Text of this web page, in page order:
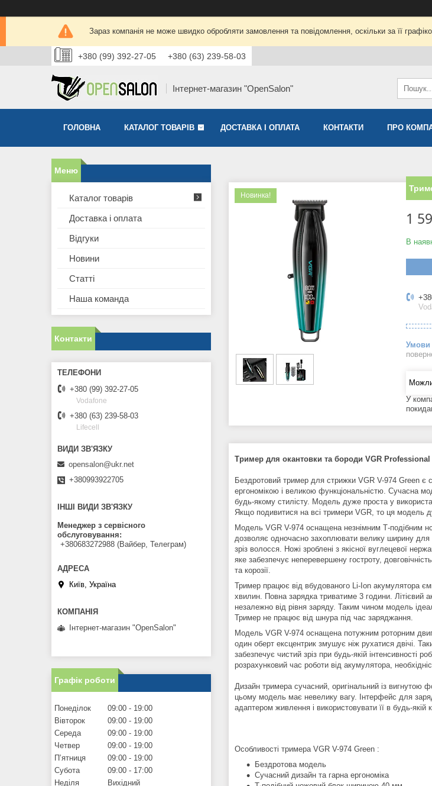
Зараз компанія не може швидко обробляти замовлення та повідомлення, оскільки за її
+380 (99) 392-27-05 +380 (63) 239-58-03
Інтернет-магазин "OpenSalon"
ГОЛОВНА КАТАЛОГ ТОВАРІВ ДОСТАВКА І ОПЛАТА КОНТАКТИ ПРО
Новинка!
1
В
У
Тример для окантовки та бороди VGR Professional
Бездротовий тример для стрижки VGR V-974 Green
ергономікою і великою функціональністю. Сучасна
будь-якому стилісту. Модель дуже проста у
Якщо подивитися на всі тримери VGR, то ця модель
Модель VGR V-974 оснащена незнімним Т-подібним
дозволяє одночасно захоплювати велику ширину
зріз волосся. Ножі зроблені з якісної вуглецевої
яке забезпечує неперевершену гостроту,
та корозії.
Тример працює від вбудованого Li-Ion акумулятора
хвилин. Повна зарядка триватиме 3 години.
незалежно від рівня заряду. Таким чином модель
Тример не працює від шнура під час заряджання.
Модель VGR V-974 оснащена потужним роторним
один оберт ексцентрик змушує ніж рухатися двічі.
забезпечує чистий зріз при будь-якій інтенсивності
розрахунковий час роботи від акумулятора,
Дизайн тримера сучасний, оригінальний із
цьому модель має невелику вагу. Інтерфейс для
адаптером живлення і використовувати її в будь-якій
Особливості тримера VGR V-974 Green :
Бездротова модель
Сучасний дизайн та гарна ергономіка
Каталог товарів
Доставка і оплата
Відгуки
Новини
Статті
Наша команда
Контакти
+380 (99) 392-27-05
Vodafone
+380 (63) 239-58-03
Lifecell
opensalon@ukr.net
+380993922705
ІНШІ ВИДИ ЗВ'ЯЗКУ
Менеджер з сервісного
обслуговування
+380683272988 (Вайбер, Телеграм)
Київ, Україна
Інтернет-магазин "OpenSalon"
Графік роботи
Понеділок 09:00
19:00
Вівторок
09:00
19:00
Середа
09:00
19:00
Четвер
09:00
19:00
Пʼятниця
09:00
19:00
Субота
09:00
17:00
Неділя
Вихідний